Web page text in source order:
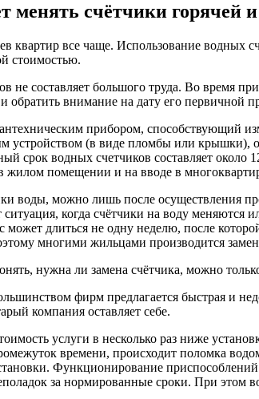
менять счётчики горячей
квартир все чаще. Использование водных
стоимостью.
не составляет большого труда. Во время
обратить внимание на дату его первичной
прибором, способствующий
устройством (в виде пломбы или крышки),
срок водных счетчиков составляет
помещении и на вводе в
воды, можно лишь после осуществления
когда счётчики на воду
может длиться не одну неделю, после
многими жильцами производится
нужна ли замена счётчика, можно
фирм предлагается быстрая и
компания оставляет себе.
услуги в несколько раз ниже
времени, происходит поломка
Функционирование
за нормированные сроки. При этом